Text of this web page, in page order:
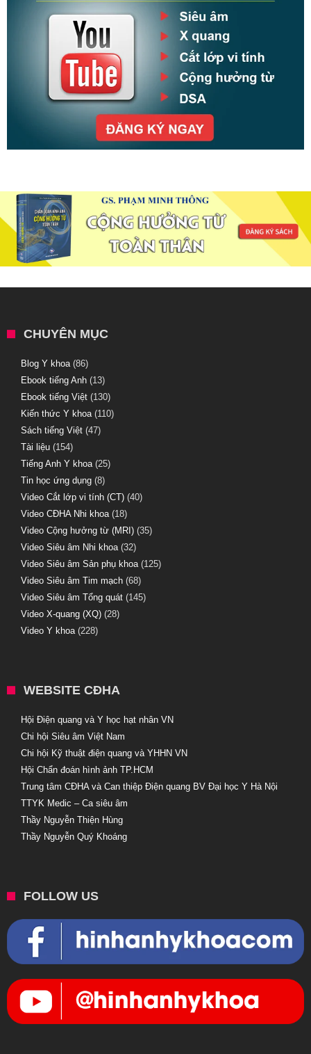
CHUYÊN MỤC
Blog Y khoa(86)
Ebook tiếng Anh (13)
Ebook tiếng Việt (130)
Kiến thức Y khoa(110)
Sách tiếng Việt (47)
Tài liệu (154)
Tiếng Anh Y khoa(25)
Tin học ứng dụng (8)
Video Cắt lớp vi tính (CT) (40)
Video CĐHA Nhi khoa(18)
Video Cộng hưởng từ (MRI) (35)
Video Siêu âm Nhi khoa(32)
Video Siêu âm Sản phụ khoa(125)
Video Siêu âm Tim mạch (68)
Video Siêu âm Tổng quát (145)
Video X-quang (XQ) (28)
Video Y khoa(228)
WEBSITE CĐHA
Hội Điện quang và Y học hạt nhân VN
Chi hội Siêu âm Việt Nam
Chi hội Kỹ thuật điện quang và YHHN VN
Hội Chẩn đoán hình ảnh TP.HCM
Trung tâm CĐHA và Can thiệp Điện quang BV Đại học Y Hà Nội
TTYK Medic – Ca siêu âm
Thầy Nguyễn Thiện Hùng
Thầy Nguyễn Quý Khoáng
FOLLOW US